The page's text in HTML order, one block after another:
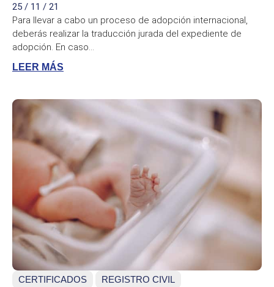
25 / 11 / 21
Para llevar a cabo un proceso de adopción internacional,
deberás realizar la traducción jurada del expediente de
adopción. En caso...
LEER MÁS
CERTIFICADOS
REGISTRO CIVIL